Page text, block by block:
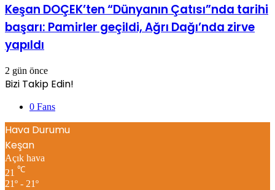
Keşan DOÇEK’ten “Dünyanın Çatısı”nda tarihi
başarı: Pamirler geçildi, Ağrı Dağı’nda zirve
yapıldı
2 gün önce
Bizi Takip Edin!
0 Fans
Hava Durumu
Keşan
Açık hava
21 ℃
21º - 21º